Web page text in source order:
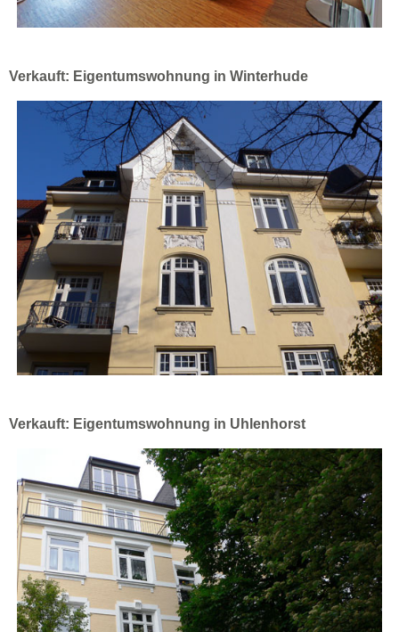
Verkauft: Eigentumswohnung in Winterhude
Verkauft: Eigentumswohnung in Uhlenhorst